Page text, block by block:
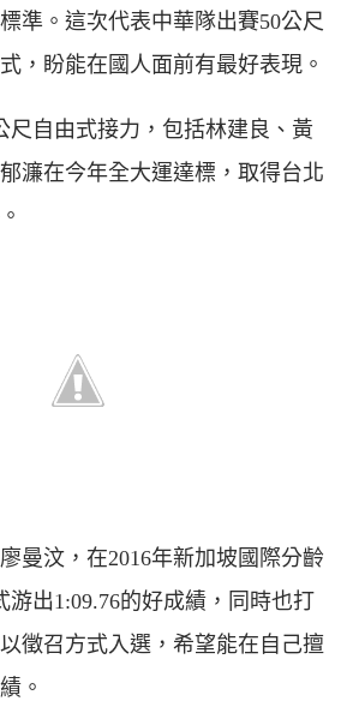
準。這次代表中華隊出賽50公尺
，盼能在國人面前有最好表現。
尺自由式接力，包括林建良、黃
濂在今年全大運達標，取得台北
曼汶，在2016年新加坡國際分齡
游出1:09.76的好成績，同時也打
徵召方式入選，希望能在自己擅
。